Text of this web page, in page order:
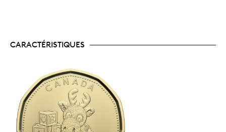
du Canada. En effet, cet animal est un symbole
canadiennes les plus faciles à reconnaître!
Fait pour être offert!
en personne, à apprécier ensemble ou à envoyer
à l’étranger. Il prévoit aussi un espace pour écrire
un mot doux ou ajouter une petite touche qui en
fera un cadeau personnalisé à conserver
précieusement. Besoin de l’expédier par la poste?
CARACTÉRISTIQUES